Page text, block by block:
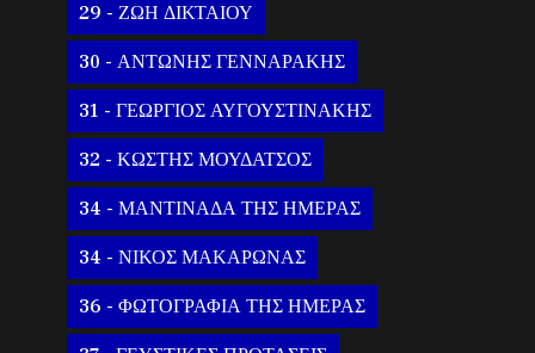
29 - ΖΩΗ ΔΙΚΤΑΙΟΥ
30 - ΑΝΤΩΝΗΣ ΓΕΝΝΑΡΑΚΗΣ
31 - ΓΕΩΡΓΙΟΣ ΑΥΓΟΥΣΤΙΝΑΚΗΣ
32 - ΚΩΣΤΗΣ ΜΟΥΔΑΤΣΟΣ
34 - ΜΑΝΤΙΝΑΔΑ ΤΗΣ ΗΜΕΡΑΣ
34 - ΝΙΚΟΣ ΜΑΚΑΡΩΝΑΣ
36 - ΦΩΤΟΓΡΑΦΙΑ ΤΗΣ ΗΜΕΡΑΣ